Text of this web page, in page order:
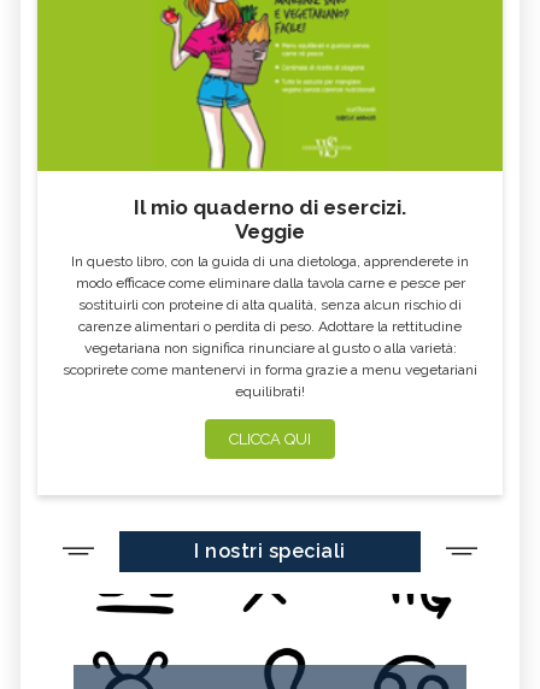
Il mio quaderno di esercizi.
Veggie
In questo libro, con la guida di una dietologa, apprenderete in
modo efficace come eliminare dalla tavola carne e pesce per
sostituirli con proteine di alta qualità, senza alcun rischio di
carenze alimentari o perdita di peso. Adottare la rettitudine
vegetariana non significa rinunciare al gusto o alla varietà:
scoprirete come mantenervi in forma grazie a menu vegetariani
equilibrati!
CLICCA QUI
I nostri speciali